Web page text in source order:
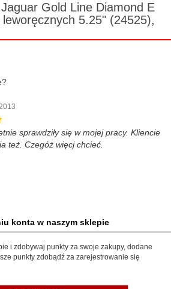
Gold Line Diamond E
5.25" (24525),
sprawdziły się w mojej pracy. Kliencie
też. Czegóż więcj chcieć.
konta w naszym sklepie
i zdobywaj punkty za swoje zakupy, dodane
punkty zdobądź za zarejestrowanie się